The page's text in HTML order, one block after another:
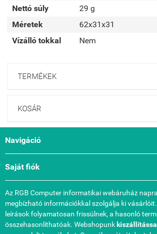
Nettó súly
29 g
Méretek
62x31x31
Vízálló tokkal
Nem
TERMÉKEK
KOSÁR
Navigáció
Saját fiók
Az RGB Computer informatikai webáruház
megbízható információkkal szolgálja ki
leírások folyamatosan frissülnek, a hasonló
összehasonlíthatóak. Webshopunk